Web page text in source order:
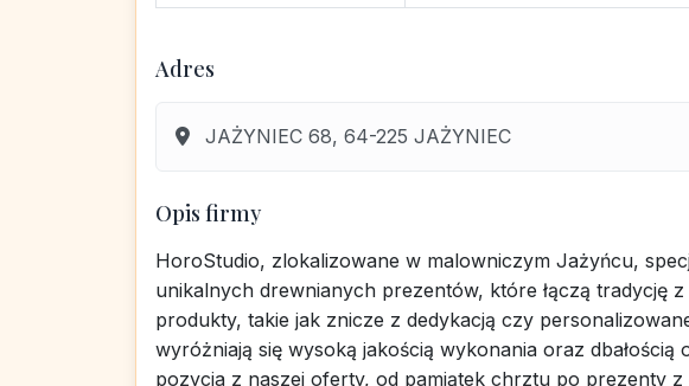
Adres
JAŻYNIEC 68, 64-225 JAŻYNIEC
Opis firmy
HoroStudio, zlokalizowane w malowniczym Jażyńcu,
unikalnych drewnianych prezentów, które łączą tradycję
produkty, takie jak znicze z dedykacją czy
wyróżniają się wysoką jakością wykonania oraz dbałością
pozycja z naszej oferty, od pamiątek chrztu po prezenty